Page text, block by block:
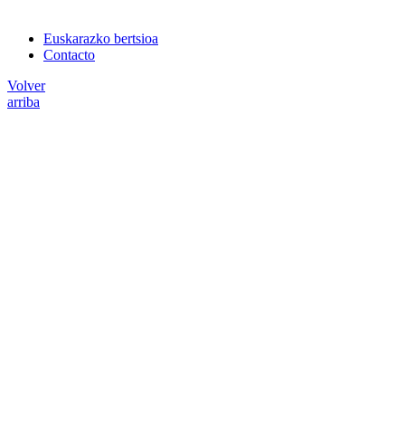
Euskarazko bertsioa
Contacto
Volver
arriba